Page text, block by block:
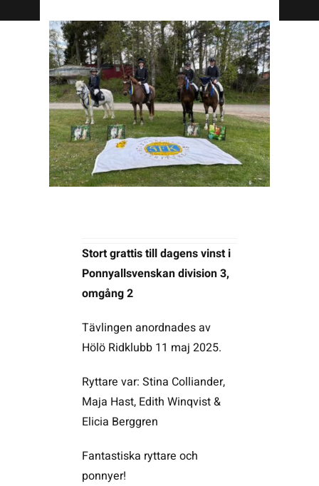
Kontakta SFK
Profilprodukter
Nyheter,
reportage och
kuriosa
Dokument &
protokoll
Stort grattis till dagens vinst i
Ponnyallsvenskan division 3,
omgång 2
Tävlingen anordnades av
Hölö Ridklubb 11 maj 2025.
Ryttare var:Stina Colliander,
Maja Hast, Edith Winqvist &
Elicia Berggren
Fantastiska ryttare och
ponnyer!